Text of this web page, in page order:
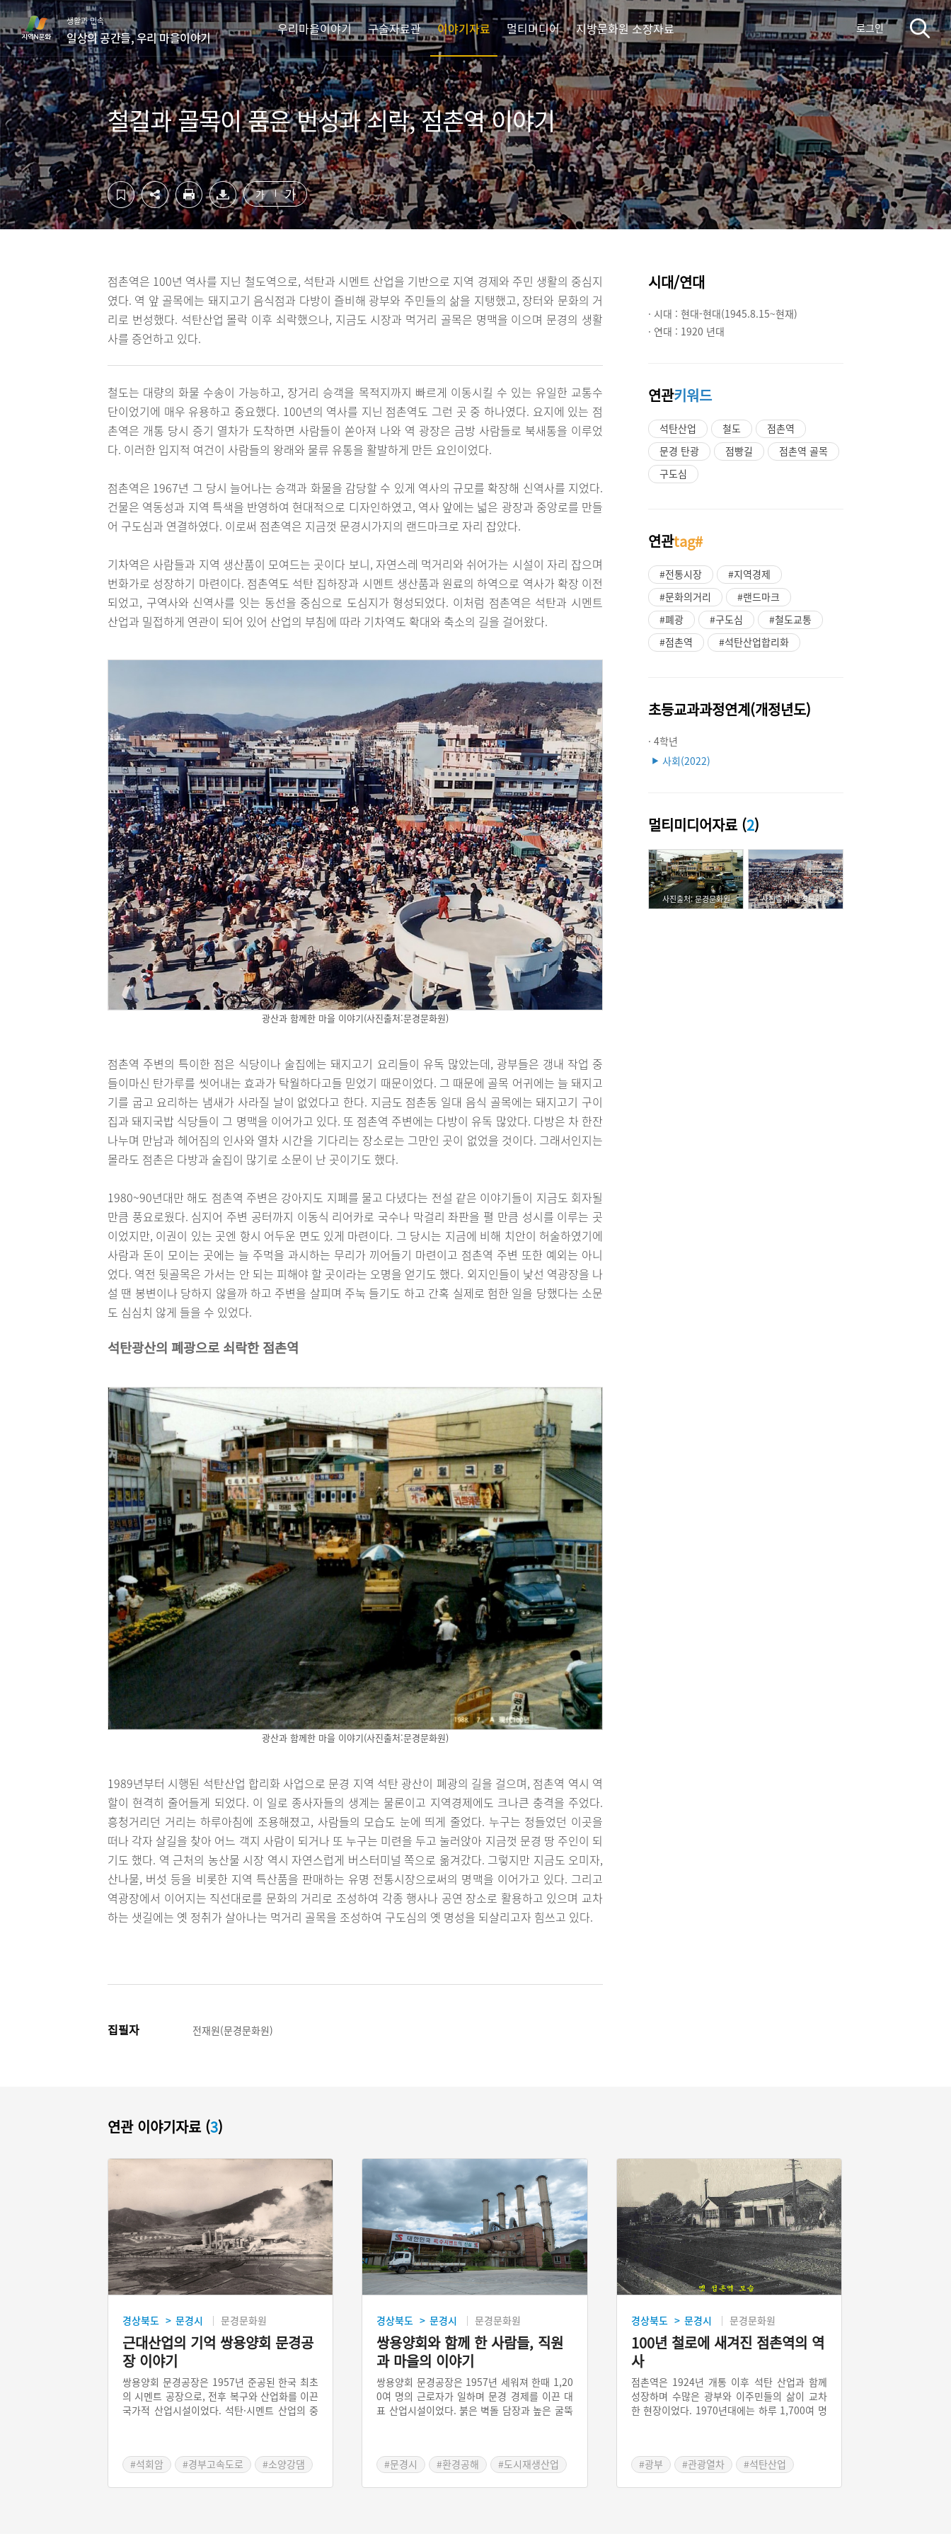
컨
텐
츠
영
역
바
로
가
기
하
단
영
역
바
로
가
기
생활과 민속
일상의 공간들, 우리 마을이야기
우리마을이야기 구술자료관 이야기자료 멀티미디어 지방문화원 소장자료 로그인
철길과 골목이 품은 번성과 쇠락, 점촌역 이야기
가 가
점촌역은 100년 역사를 지닌 철도역으로, 석탄과 시멘트 산업을 기반으로 지역 경제와 주민 생활의 중심지
였다. 역 앞 골목에는 돼지고기 음식점과 다방이 즐비해 광부와 주민들의 삶을 지탱했고, 장터와 문화의 거
리로 번성했다. 석탄산업 몰락 이후 쇠락했으나, 지금도 시장과 먹거리 골목은 명맥을 이으며 문경의 생활
사를 증언하고 있다.
철도는 대량의 화물 수송이 가능하고, 장거리 승객을 목적지까지 빠르게 이동시킬 수 있는 유일한 교통수
단이었기에 매우 유용하고 중요했다. 100년의 역사를 지닌 점촌역도 그런 곳 중 하나였다. 요지에 있는 점
촌역은 개통 당시 증기 열차가 도착하면 사람들이 쏟아져 나와 역 광장은 금방 사람들로 북새통을 이루었
다. 이러한 입지적 여건이 사람들의 왕래와 물류 유통을 활발하게 만든 요인이었다.
점촌역은 1967년 그 당시 늘어나는 승객과 화물을 감당할 수 있게 역사의 규모를 확장해 신역사를 지었다.
건물은 역동성과 지역 특색을 반영하여 현대적으로 디자인하였고, 역사 앞에는 넓은 광장과 중앙로를 만들
어 구도심과 연결하였다. 이로써 점촌역은 지금껏 문경시가지의 랜드마크로 자리 잡았다.
기차역은 사람들과 지역 생산품이 모여드는 곳이다 보니, 자연스레 먹거리와 쉬어가는 시설이 자리 잡으며
번화가로 성장하기 마련이다. 점촌역도 석탄 집하장과 시멘트 생산품과 원료의 하역으로 역사가 확장 이전
되었고, 구역사와 신역사를 잇는 동선을 중심으로 도심지가 형성되었다. 이처럼 점촌역은 석탄과 시멘트
산업과 밀접하게 연관이 되어 있어 산업의 부침에 따라 기차역도 확대와 축소의 길을 걸어왔다.
광산과 함께한 마을 이야기(사진출처:문경문화원)
점촌역 주변의 특이한 점은 식당이나 술집에는 돼지고기 요리들이 유독 많았는데, 광부들은 갱내 작업 중
들이마신 탄가루를 씻어내는 효과가 탁월하다고들 믿었기 때문이었다. 그 때문에 골목 어귀에는 늘 돼지고
기를 굽고 요리하는 냄새가 사라질 날이 없었다고 한다. 지금도 점촌동 일대 음식 골목에는 돼지고기 구이
집과 돼지국밥 식당들이 그 명맥을 이어가고 있다. 또 점촌역 주변에는 다방이 유독 많았다. 다방은 차 한잔
나누며 만남과 헤어짐의 인사와 열차 시간을 기다리는 장소로는 그만인 곳이 없었을 것이다. 그래서인지는
몰라도 점촌은 다방과 술집이 많기로 소문이 난 곳이기도 했다.
1980~90년대만 해도 점촌역 주변은 강아지도 지폐를 물고 다녔다는 전설 같은 이야기들이 지금도 회자될
만큼 풍요로웠다. 심지어 주변 공터까지 이동식 리어카로 국수나 막걸리 좌판을 펼 만큼 성시를 이루는 곳
이었지만, 이권이 있는 곳엔 항시 어두운 면도 있게 마련이다. 그 당시는 지금에 비해 치안이 허술하였기에
사람과 돈이 모이는 곳에는 늘 주먹을 과시하는 무리가 끼어들기 마련이고 점촌역 주변 또한 예외는 아니
었다. 역전 뒷골목은 가서는 안 되는 피해야 할 곳이라는 오명을 얻기도 했다. 외지인들이 낯선 역광장을 나
설 땐 봉변이나 당하지 않을까 하고 주변을 살피며 주눅 들기도 하고 간혹 실제로 험한 일을 당했다는 소문
도 심심치 않게 들을 수 있었다.
석탄광산의 폐광으로 쇠락한 점촌역
광산과 함께한 마을 이야기(사진출처:문경문화원)
1989년부터 시행된 석탄산업 합리화 사업으로 문경 지역 석탄 광산이 폐광의 길을 걸으며, 점촌역 역시 역
할이 현격히 줄어들게 되었다. 이 일로 종사자들의 생계는 물론이고 지역경제에도 크나큰 충격을 주었다.
흥청거리던 거리는 하루아침에 조용해졌고, 사람들의 모습도 눈에 띄게 줄었다. 누구는 정들었던 이곳을
떠나 각자 살길을 찾아 어느 객지 사람이 되거나 또 누구는 미련을 두고 눌러앉아 지금껏 문경 땅 주인이 되
기도 했다. 역 근처의 농산물 시장 역시 자연스럽게 버스터미널 쪽으로 옮겨갔다. 그렇지만 지금도 오미자,
산나물, 버섯 등을 비롯한 지역 특산품을 판매하는 유명 전통시장으로써의 명맥을 이어가고 있다. 그리고
역광장에서 이어지는 직선대로를 문화의 거리로 조성하여 각종 행사나 공연 장소로 활용하고 있으며 교차
하는 샛길에는 옛 정취가 살아나는 먹거리 골목을 조성하여 구도심의 옛 명성을 되살리고자 힘쓰고 있다.
집필자 전재원(문경문화원)
시대/연대
· 시대 : 현대-현대(1945.8.15~현재)
· 연대 : 1920 년대
연관키워드
석탄산업 철도
점촌역
문경 탄광
점빵길
점촌역 골목
구도심
연관tag#
#전통시장
#지역경제
#문화의거리
#랜드마크
#폐광
#구도심
#철도교통
#점촌역
#석탄산업합리화
초등교과과정연계(개정년도)
· 4학년
▶ 사회(2022)
멀티미디어자료 (2)
사진출처: 문경문화원 사진출처: 문경문화원
연관 이야기자료 (3)
경상북도 > 문경시 문경문화원
근대산업의 기억 쌍용양회 문경공
장 이야기
쌍용양회 문경공장은 1957년 준공된 한국 최초
의 시멘트 공장으로, 전후 복구와 산업화를 이끈
국가적 산업시설이었다. 석탄·시멘트 산업의 중
고 있다.
#석회암 #경부고속도로
#소양강댐
경상북도 > 문경시 문경문화원
쌍용양회와 함께 한 사람들, 직원
과 마을의 이야기
쌍용양회 문경공장은 1957년 세워져 한때 1,20
0여 명의 근로자가 일하며 문경 경제를 이끈 대
표 산업시설이었다. 붉은 벽돌 담장과 높은 굴뚝
모색하며, 과거 노동자들의 기억과 지역 주민들
#문경시 #환경공해
#도시재생산업
경상북도 > 문경시 문경문화원
100년 철로에 새겨진 점촌역의 역
사
점촌역은 1924년 개통 이후 석탄 산업과 함께
성장하며 수많은 광부와 이주민들의 삶이 교차
한 현장이었다. 1970년대에는 하루 1,700여 명
루와 불빛으로 번성했던 역전 풍경은 사라졌지
#광부 #관광열차
#석탄산업